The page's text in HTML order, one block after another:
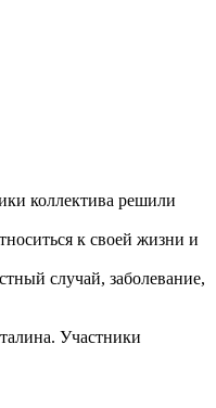
коллектива решили
к своей жизни и
случай, заболевание,
Участники